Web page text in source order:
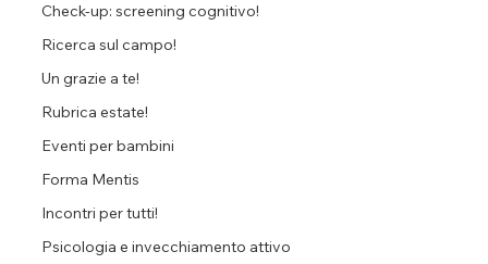
Check-up: screening cognitivo!
Ricerca sul campo!
Un grazie a te!
Rubrica estate!
Eventi per bambini
Forma Mentis
Incontri per tutti!
Psicologia e invecchiamento attivo